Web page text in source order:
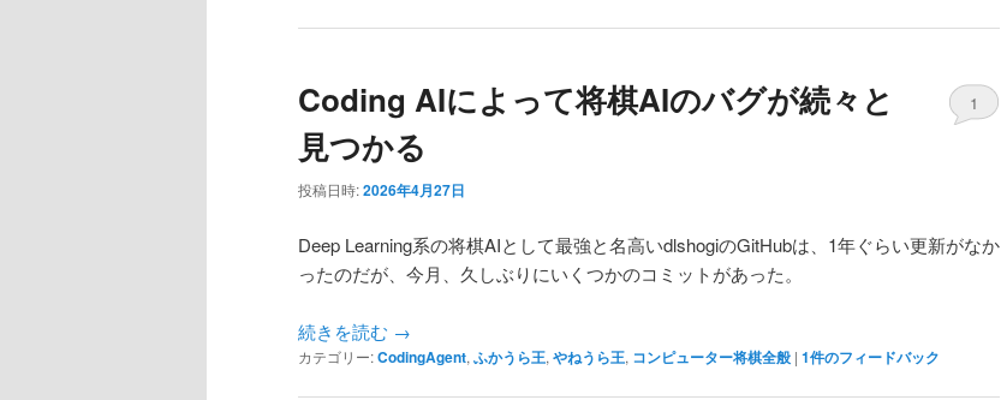
Coding AIによって将棋AIのバグが続々と
見つかる
投稿日時:2026年4月27日
1
Deep Learning系の将棋AIとして最強と名高いdlshogiのGitHubは、1年ぐらい更新がなか
ったのだが、今月、久しぶりにいくつかのコミットがあった。
続きを読む →
カテゴリー:CodingAgent, ふかうら王, やねうら王, コンピューター将棋全般 | 1件のフィードバック